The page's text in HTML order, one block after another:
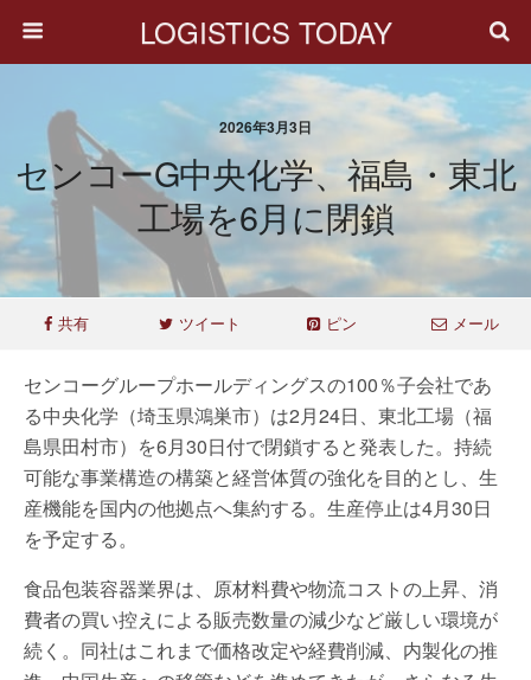
LOGISTICS TODAY
2026年3月3日
センコーG中央化学、福島・東北
工場を6月に閉鎖
共有 ツイート ピン メール
センコーグループホールディングスの100％子会社であ
る中央化学（埼玉県鴻巣市）は2月24日、東北工場（福
島県田村市）を6月30日付で閉鎖すると発表した。持続
可能な事業構造の構築と経営体質の強化を目的とし、生
産機能を国内の他拠点へ集約する。生産停止は4月30日
を予定する。
食品包装容器業界は、原材料費や物流コストの上昇、消
費者の買い控えによる販売数量の減少など厳しい環境が
続く。同社はこれまで価格改定や経費削減、内製化の推